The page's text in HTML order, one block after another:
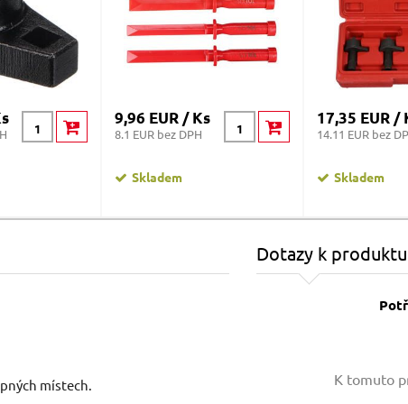
9,96 EUR / Ks
8.1 EUR bez DPH
Skladem
17,35 EUR /
14.11 EUR bez
Skladem
místech.
Dotazy k produktu
K tomuto